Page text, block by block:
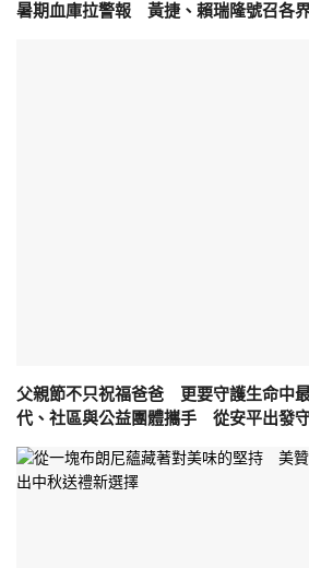
暑期血庫拉警報 黃捷、賴瑞隆號召各
父親節不只祝福爸爸 更要守護生命中
代、社區與公益團體攜手 從安平出發